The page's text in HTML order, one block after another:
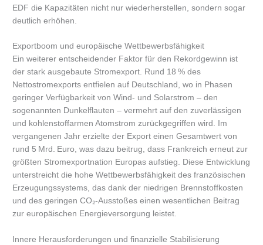
EDF die Kapazitäten nicht nur wiederherstellen, sondern sogar
deutlich erhöhen.
Exportboom und europäische Wettbewerbsfähigkeit
Ein weiterer entscheidender Faktor für den Rekordgewinn ist
der stark ausgebaute Stromexport. Rund 18 % des
Nettostromexports entfielen auf Deutschland, wo in Phasen
geringer Verfügbarkeit von Wind- und Solarstrom – den
sogenannten Dunkelflauten – vermehrt auf den zuverlässigen
und kohlenstoffarmen Atomstrom zurückgegriffen wird. Im
vergangenen Jahr erzielte der Export einen Gesamtwert von
rund 5 Mrd. Euro, was dazu beitrug, dass Frankreich erneut zur
größten Stromexportnation Europas aufstieg. Diese Entwicklung
unterstreicht die hohe Wettbewerbsfähigkeit des französischen
Erzeugungssystems, das dank der niedrigen Brennstoffkosten
und des geringen CO₂-Ausstoßes einen wesentlichen Beitrag
zur europäischen Energieversorgung leistet.
Innere Herausforderungen und finanzielle Stabilisierung